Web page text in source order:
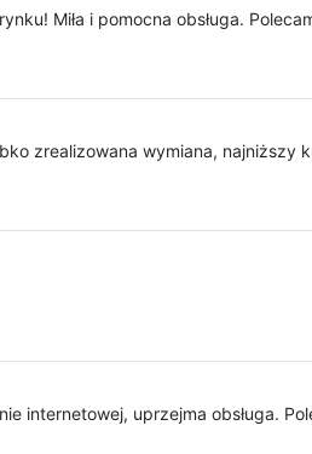
Miła i pomocna obsługa.
zrealizowana wymiana, najniższy
internetowej, uprzejma obsługa.